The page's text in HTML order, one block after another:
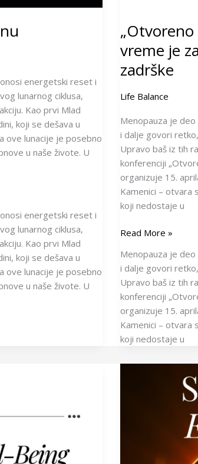
energetski reset i
lunarnog ciklusa,
Kao prvi Mlad
koji se dešava u
ove lunacije je posebno
u naše živote. U
energetski reset i
lunarnog ciklusa,
Kao prvi Mlad
koji se dešava u
ove lunacije je posebno
u naše živote. U
vreme je
zadrške
Life Balance
Menopauza je
i dalje govori
Upravo baš iz tih
konferenciji
organizuje 15.
Kamenici –
koji nedostaje u
Read More »
Menopauza je
i dalje govori
Upravo baš iz tih
konferenciji
organizuje 15.
Kamenici –
koji nedostaje u